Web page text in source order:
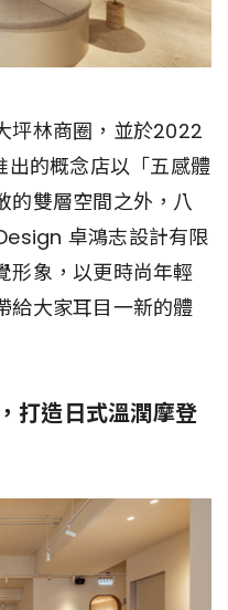
坪林商圈，並於2022
的概念店以「五感體
的雙層空間之外，八
卓鴻志設計有限
形象，以更時尚年輕
給大家耳目一新的體
打造日式溫潤摩登